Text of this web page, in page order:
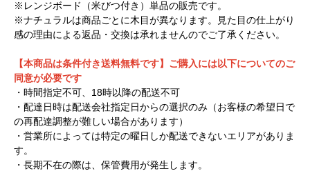
※レンジボード（米びつ付き）単品の販売です。
※ナチュラルは商品ごとに木目が異なります。見た目の仕上がり
感の理由による返品・交換は承れませんのでご了承ください。
【本商品は条件付き送料無料です】ご購入には以下についてのご
同意が必要です
・時間指定不可、18時以降の配送不可
・配達日時は配送会社指定日からの選択のみ（お客様の希望日で
の再配達調整が難しい場合があります）
・営業所によっては特定の曜日しか配送できないエリアがありま
す。
・長期不在の際は、保管費用が発生します。